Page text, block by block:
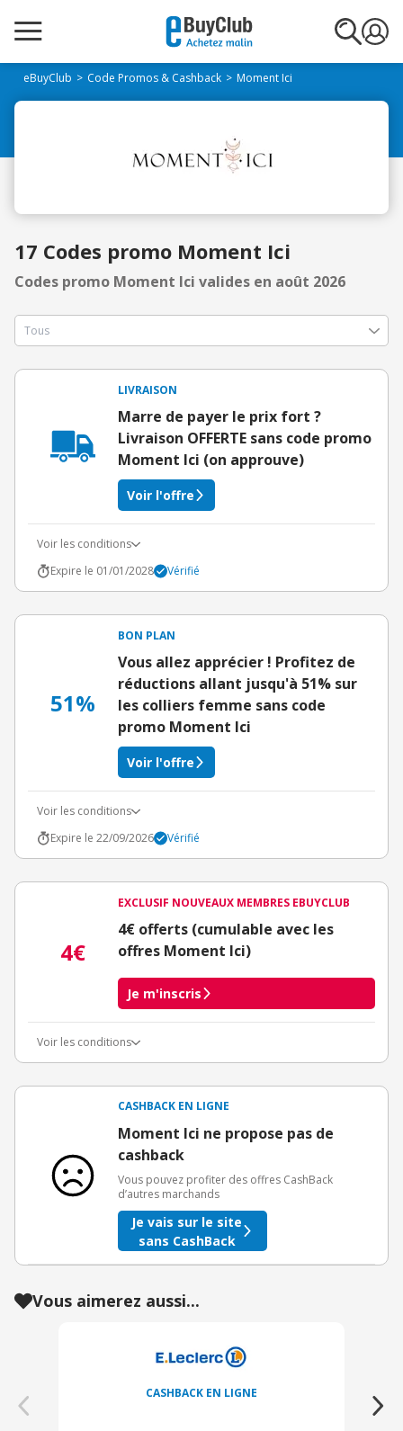
eBuyClub Code Promos & Cashback Moment Ici
17 Codes promo Moment Ici
Codes promo Moment Ici valides en août 2026
LIVRAISON
Marre de payer le prix fort ?
Livraison OFFERTE sans code promo
Moment Ici (on approuve)
Voir l'offre
Voir les conditions
Expire le 01/01/2028
Vérifié
51%
BON PLAN
Vous allez apprécier ! Profitez de
réductions allant jusqu'à 51% sur
les colliers femme sans code
promo Moment Ici
Voir l'offre
Voir les conditions
Expire le 22/09/2026
Vérifié
4€
EXCLUSIF NOUVEAUX MEMBRES EBUYCLUB
4€ offerts (cumulable avec les
offres Moment Ici)
Je m'inscris
Voir les conditions
3€ de bienvenue crédités immédiatement + 1€ supplémentaire
Offre réservée à une toute première inscription chez eBuyClub.
CASHBACK EN LIGNE
Moment Ici ne propose pas de
cashback
Vous pouvez profiter des offres CashBack
d’autres marchands
Je vais sur le site
sans CashBack
Vous aimerez aussi...
CASHBACK EN LIGNE